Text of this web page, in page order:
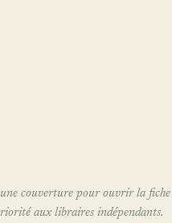
couverture pour ouvrir la fiche
aux libraires indépendants.